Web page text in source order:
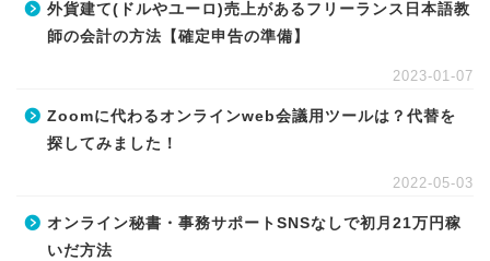
外貨建て(ドルやユーロ)売上があるフリーランス日本語教
師の会計の方法【確定申告の準備】
2023-01-07
Zoomに代わるオンラインweb会議用ツールは？代替を
探してみました！
2022-05-03
オンライン秘書・事務サポートSNSなしで初月21万円稼
いだ方法